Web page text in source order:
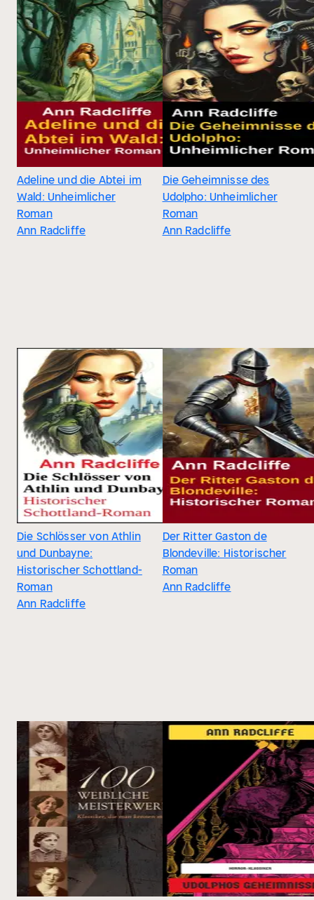
Adeline und die Abtei im
Wald: Unheimlicher
Roman
Ann Radcliffe
Die Geheimnisse des
Udolpho: Unheimlicher
Roman
Ann Radcliffe
Die Schlösser von Athlin
und Dunbayne:
Historischer Schottland-
Roman
Ann Radcliffe
Der Ritter Gaston de
Blondeville: Historischer
Roman
Ann Radcliffe